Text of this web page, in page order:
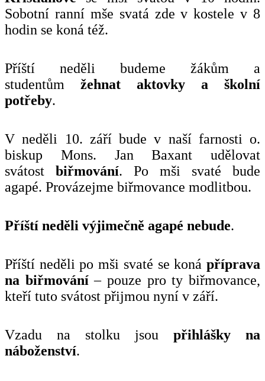
Sobotní ranní mše svatá zde v kostele v 8
hodin se koná též.
Příští neděli budeme žákům a
studentům žehnat aktovky a školní
potřeby.
V neděli 10. září bude v naší farnosti o.
biskup Mons. Jan Baxant udělovat
svátost biřmování. Po mši svaté bude
agapé. Provázejme biřmovance modlitbou.
Příští neděli výjimečně agapé nebude.
Příští neděli po mši svaté se koná příprava
na biřmování– pouze pro ty biřmovance,
kteří tuto svátost přijmou nyní v září.
Vzadu na stolku jsou přihlášky na
náboženství.